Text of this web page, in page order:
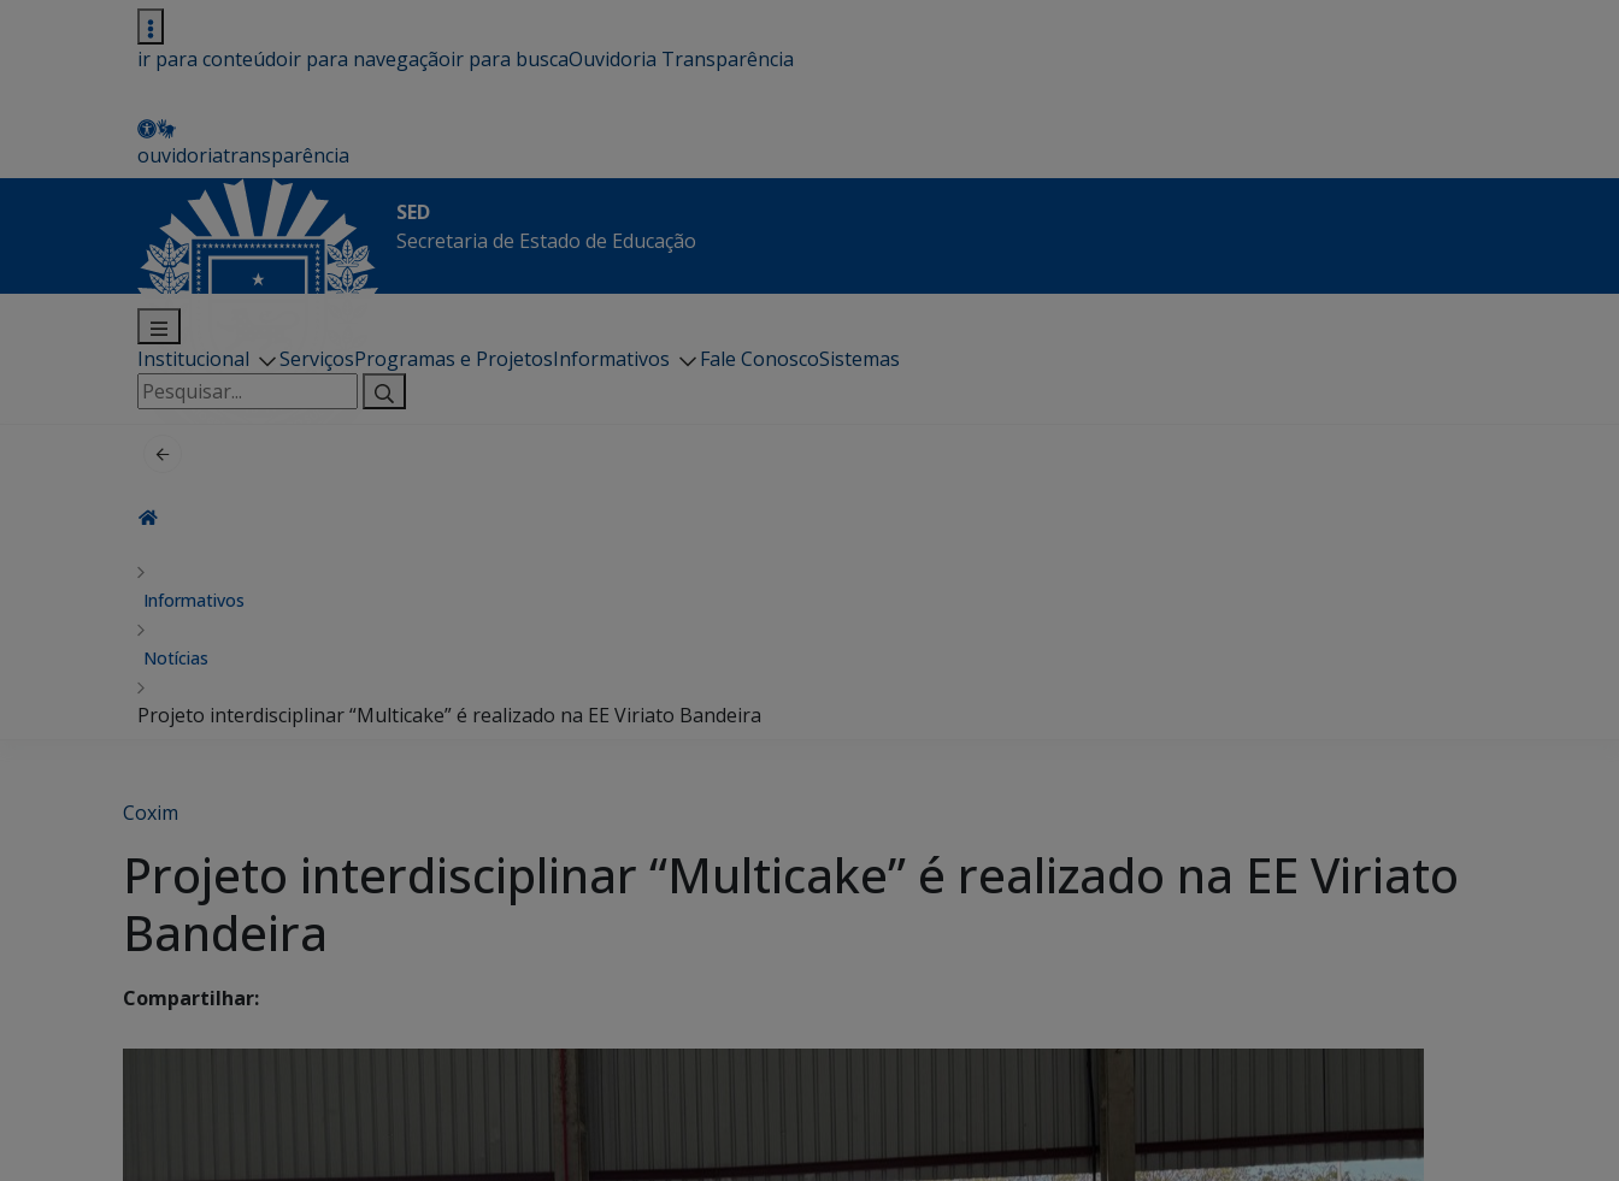
ir para conteúdoir para navegaçãoir para buscaOuvidoria Transparência
ouvidoriatransparência
SED
Secretaria de Estado de Educação
Institucional ServiçosProgramas e ProjetosInformativos Fale ConoscoSistemas
Pesquisar
por:
Informativos
Notícias
Projeto interdisciplinar “Multicake” é realizado na EE Viriato Bandeira
Coxim
Projeto interdisciplinar “Multicake” é realizado na EE Viriato
Bandeira
Compartilhar: